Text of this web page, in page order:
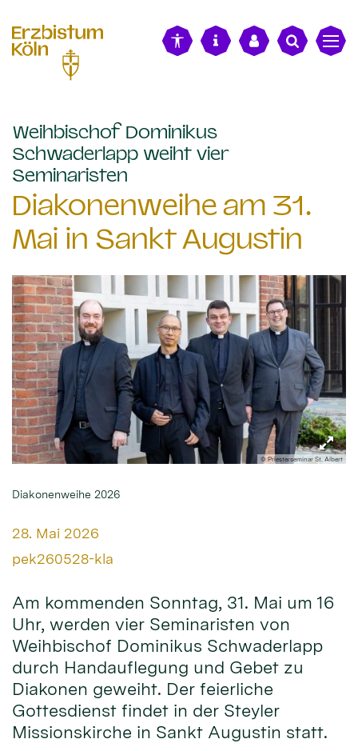
Weihbischof Dominikus
Schwaderlapp weiht vier
Seminaristen
Diakonenweihe am 31.
Mai in Sankt Augustin
© Priesterseminar St. Albert
Diakonenweihe 2026
Datum:
28. Mai 2026
Von:
pek260528-kla
Am kommenden Sonntag, 31. Mai um 16
Uhr, werden vier Seminaristen von
Weihbischof Dominikus Schwaderlapp
durch Handauflegung und Gebet zu
Diakonen geweiht. Der feierliche
Gottesdienst findet in der Steyler
Missionskirche in Sankt Augustin statt.